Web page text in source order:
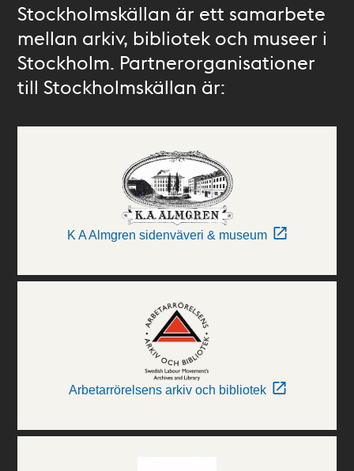
Stockholmskällan är ett samarbete
mellan arkiv, bibliotek och museer i
Stockholm. Partnerorganisationer
till Stockholmskällan är:
K A Almgren sidenväveri & museum
Arbetarrörelsens arkiv och bibliotek